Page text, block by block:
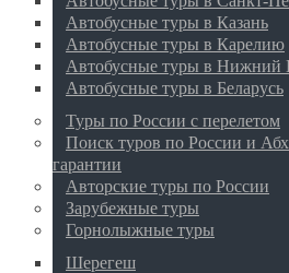
Автобусные туры в Казань
Автобусные туры в Карелию
Автобусные туры в Нижний
Автобусные туры в Беларусь
Туры по России с перелетом
Поиск туров по России и
гарантии
Авторские туры по России
Зарубежные туры
Горнолыжные туры
Шерегеш